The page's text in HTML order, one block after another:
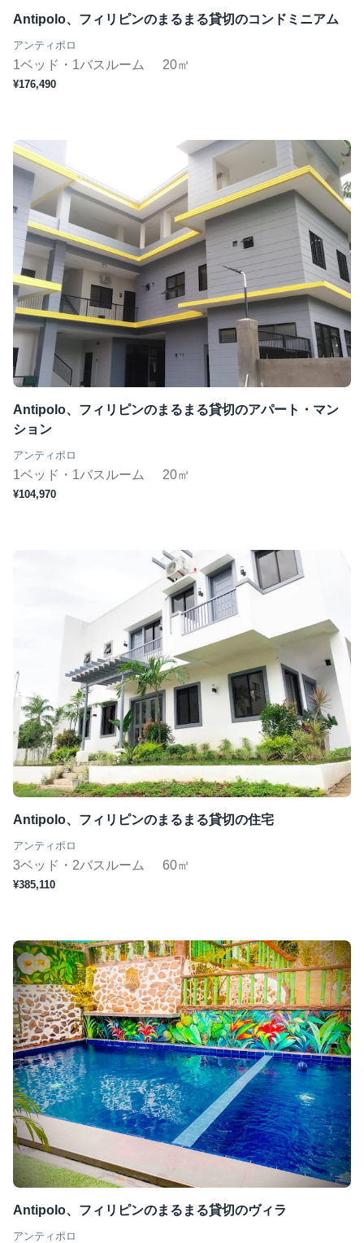
Antipolo、フィリピンのまるまる貸切のコンドミニアム
アンティポロ
1ベッド・1バスルーム 20㎡
¥176,490
Antipolo、フィリピンのまるまる貸切のアパート・マン
ション
アンティポロ
1ベッド・1バスルーム 20㎡
¥104,970
Antipolo、フィリピンのまるまる貸切の住宅
アンティポロ
3ベッド・2バスルーム 60㎡
¥385,110
Antipolo、フィリピンのまるまる貸切のヴィラ
アンティポロ